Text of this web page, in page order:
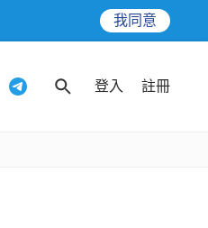
我同意
登入 註冊